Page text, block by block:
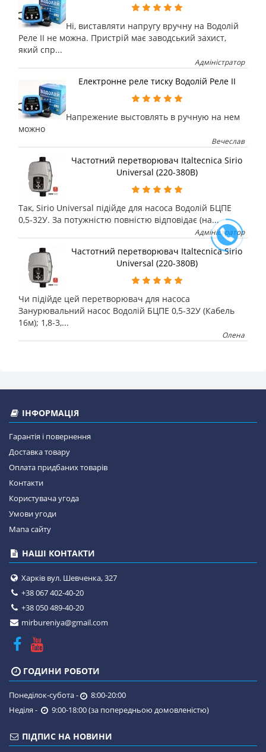
Ні, виставляти напругу вручну на Водолій
Реле II не можна. Пристрій має заводський захист,
який спр...
Адміністратор
Електронне реле тиску Водолій Реле II
Напрежение выстовлять в ручную на нем
можно
Вечеслав
Частотний перетворювач Italtecnica Sirio
Universal (220-380В)
Так, Sirio Universal підійде для насоса Водолій БЦПЕ
0,5-32У. За потужністю повністю відповідає (на...
Адміністратор
Частотний перетворювач Italtecnica Sirio
Universal (220-380В)
Чи підійде цей перетворювач для насоса
Занурювальний насос Водолій БЦПЕ 0,5-32У (Кабель
16м); 1,8-3,...
Олена
ІНФОРМАЦІЯ
Гарантія і повернення
Доставка товару
Оплата придбаних товарів
Контакти
Користувача угода
Умови угоди
Мапа сайту
НАШІ КОНТАКТИ
Харків вул. Шевченка, 327
+38 067 402-40-20
+38 050 489-40-20
mirbureniya@gmail.com
ГОДИНИ РОБОТИ
Понеділок-субота -
8:00-20:00
Неділя -
9:00-18:00 (за попередньою домовленістю)
ПІДПИС НА НОВИНИ